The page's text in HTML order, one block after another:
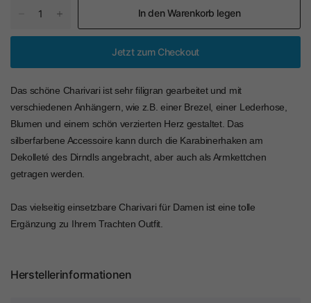
In den Warenkorb legen
Jetzt zum Checkout
Das schöne Charivari ist sehr filigran gearbeitet und mit
verschiedenen Anhängern, wie z.B. einer Brezel, einer Lederhose,
Blumen und einem schön verzierten Herz gestaltet. Das
silberfarbene Accessoire kann durch die Karabinerhaken am
Dekolleté des Dirndls angebracht, aber auch als Armkettchen
getragen werden.
Das vielseitig einsetzbare Charivari für Damen ist eine tolle
Ergänzung zu Ihrem Trachten Outfit.
Herstellerinformationen